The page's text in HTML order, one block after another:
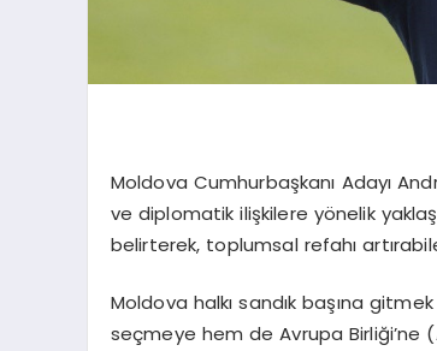
Moldova Cumhurbaşkanı Adayı
ve diplomatik ilişkilere yönelik
belirterek, toplumsal refahı
Moldova halkı sandık başına
seçmeye hem de Avrupa Birliği’ne